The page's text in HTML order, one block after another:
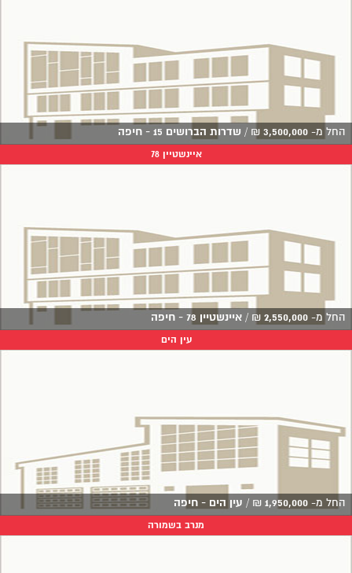
החל מ- 3,500,000
₪
/ שדרות הברושים 15 - חיפה
איינשטיין 78
החל מ- 2,550,000
₪
/ איינשטיין 78 - חיפה
עין הים
החל מ- 1,950,000
₪
/ עין הים - חיפה
מנרב בשמורה